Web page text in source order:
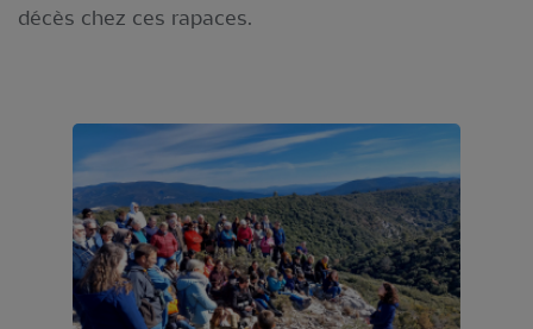
décès chez ces rapaces.